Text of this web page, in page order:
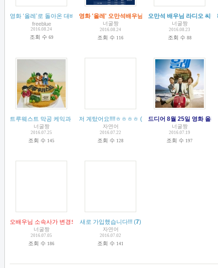
영화 ‘올레’로 돌아온 대배우 신하균, 박희순, 오만석 - cosmopolitan 2016. 08. (
freeblue
2016.08.24
조회 수 69
영화 '올레' 오만석배우님 무대인사 일정~!! (1)
너굴짱
2016.08.24
조회 수 116
오만석 배우님 라디오 씨
너굴짱
2016.08.23
조회 수 88
트루웨스트 막공 케익과 정산~ ( 5)
너굴짱
2016.07.25
조회 수 145
저 계탔어요!!!!ㅎㅎㅎㅎ (
자연어
2016.07.22
조회 수 128
드디어 8월 25일 영화 올레
너굴짱
2016.07.19
조회 수 197
오배우님 소속사가 변경되었습니다. (5)
너굴짱
2016.07.05
조회 수 186
새로 가입했습니다!!! (7)
자연어
2016.07.02
조회 수 141